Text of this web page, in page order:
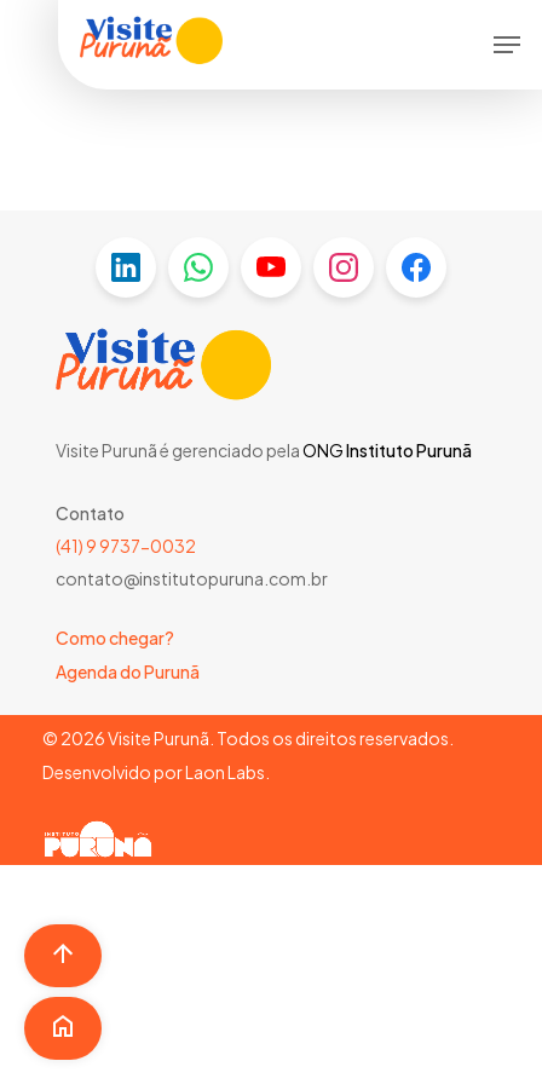
Visite Purunã é gerenciado pelaONGInstituto Purunã
Contato
(41) 9 9737-0032
contato@institutopuruna.com.br
Como chegar?
Agenda do Purunã
© 2026Visite Purunã. Todos os direitos reservados.
Desenvolvido porLaon Labs